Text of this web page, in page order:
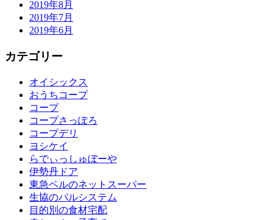
2019年8月
2019年7月
2019年6月
カテゴリー
オイシックス
おうちコープ
コープ
コープさっぽろ
コープデリ
ヨシケイ
らでぃっしゅぼーや
伊勢丹ドア
東急ベルのネットスーパー
生協のパルシステム
目的別の食材宅配